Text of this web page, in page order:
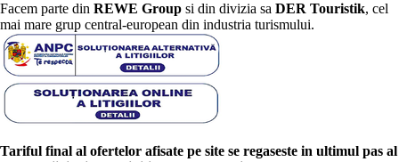
Facem parte din REWE Group si din divizia sa DER Touristik, cel
mai mare grup central-european din industria turismului.
Tariful final al ofertelor afisate pe site se regaseste in ultimul pas al